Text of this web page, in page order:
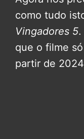
como tudo
Vingadores 5.
que o filme
partir de